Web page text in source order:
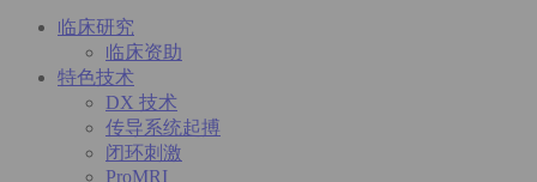
临床研究
临床资助
特色技术
DX 技术
传导系统起搏
闭环刺激
ProMRI